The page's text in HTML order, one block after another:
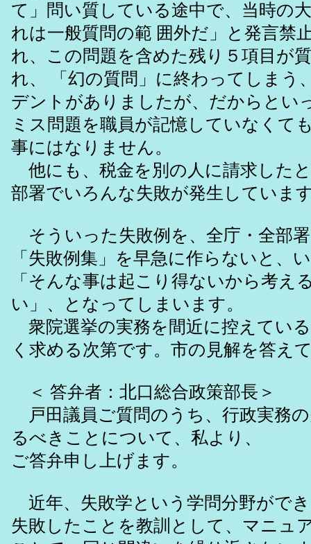
て」問い質している途中で、当時の
れは一般質問の範 囲外だ」と発言禁
れ、この問題を含めた残り５項目が
れ、 「幻の質問」に終わってしまう
デントがありましたが、だからとい
ミス問題を職員が記憶していなくて
事にはなりません。
他にも、税金を別の人に請求した
部署でいろんな失敗が発生していま
そういった失敗例を、全庁・全部
「失敗例集」を早急に作らないと、
「そんな事は起こり得ないから考え
い」、となってしまいます。
衆院選挙の実務を間近に控えてい
く求める次第です。市の見解を答え
＜ 答弁者：北口総合政策
戸田議員ご質問のうち、行政実務
るべきことについて、私より、
ご答弁申し上げます。
近年、失敗学という学問分野がで
失敗したことを教訓として、マニュ